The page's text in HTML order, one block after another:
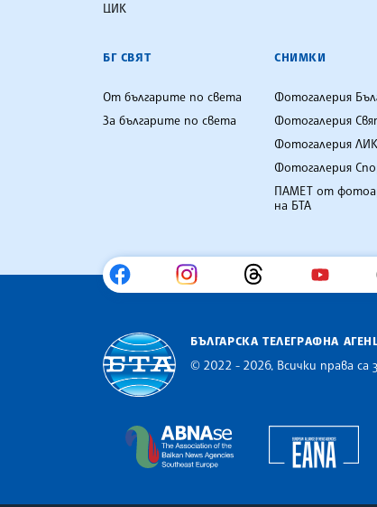
ЦИК
БГ СВЯТ
От българите по света
За българите по света
СНИМКИ
Фотогалерия
Фотогалерия
Фотогалерия ЛИК
Фотогалерия
ПАМЕТ от
на БТА
БЪЛГАРСКА ТЕЛЕГРАФНА
© 2022 - 2026, Всички права са
The Assocoation of the